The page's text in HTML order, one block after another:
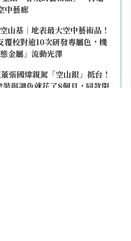
中藝廊
山基｜地表最大空中藝術品！
校對逾10次研發專屬色，機
金屬」流動光澤
張國煒親駕「空山銀」抵台！
裝與調色就花了8個月，同款限